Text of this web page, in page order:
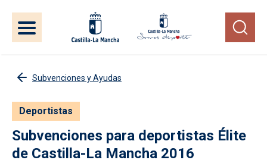
Subvenciones y Ayudas
Deportistas
Subvenciones para deportistas Élite
de Castilla-La Mancha 2016